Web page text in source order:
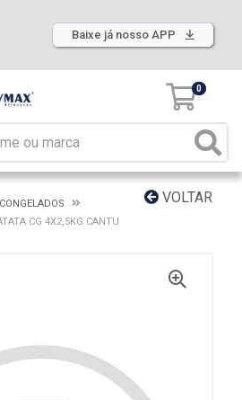
Baixe já nosso APP
0
VOLTAR
CG 4X2,5KG CANTU